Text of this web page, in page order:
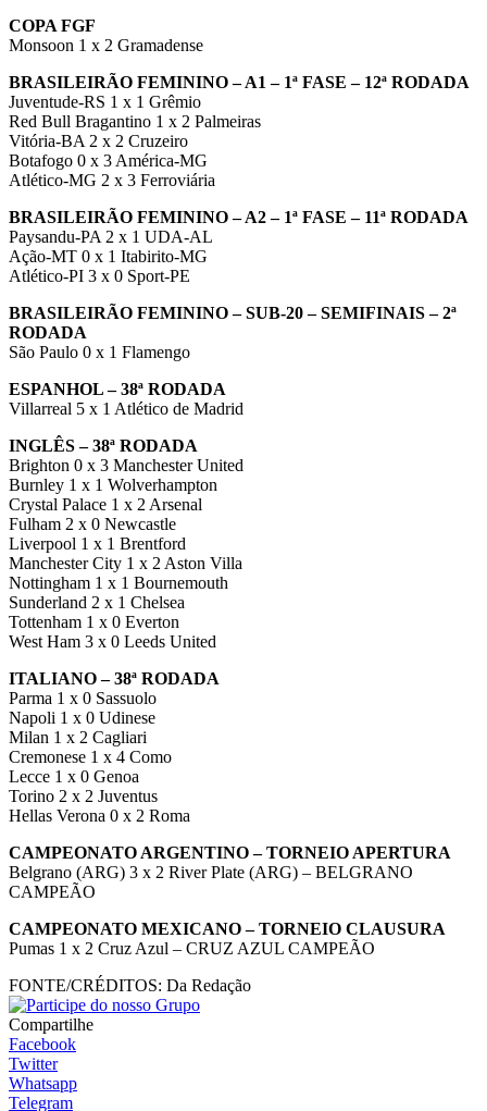
COPA FGF
Monsoon 1 x 2 Gramadense
BRASILEIRÃO FEMININO – A1 – 1ª FASE – 12ª RODADA
Juventude-RS 1 x 1 Grêmio
Red Bull Bragantino 1 x 2 Palmeiras
Vitória-BA 2 x 2 Cruzeiro
Botafogo 0 x 3 América-MG
Atlético-MG 2 x 3 Ferroviária
BRASILEIRÃO FEMININO – A2 – 1ª FASE – 11ª RODADA
Paysandu-PA 2 x 1 UDA-AL
Ação-MT 0 x 1 Itabirito-MG
Atlético-PI 3 x 0 Sport-PE
BRASILEIRÃO FEMININO – SUB-20 – SEMIFINAIS – 2ª
RODADA
São Paulo 0 x 1 Flamengo
ESPANHOL – 38ª RODADA
Villarreal 5 x 1 Atlético de Madrid
INGLÊS – 38ª RODADA
Brighton 0 x 3 Manchester United
Burnley 1 x 1 Wolverhampton
Crystal Palace 1 x 2 Arsenal
Fulham 2 x 0 Newcastle
Liverpool 1 x 1 Brentford
Manchester City 1 x 2 Aston Villa
Nottingham 1 x 1 Bournemouth
Sunderland 2 x 1 Chelsea
Tottenham 1 x 0 Everton
West Ham 3 x 0 Leeds United
ITALIANO – 38ª RODADA
Parma 1 x 0 Sassuolo
Napoli 1 x 0 Udinese
Milan 1 x 2 Cagliari
Cremonese 1 x 4 Como
Lecce 1 x 0 Genoa
Torino 2 x 2 Juventus
Hellas Verona 0 x 2 Roma
CAMPEONATO ARGENTINO – TORNEIO APERTURA
Belgrano (ARG) 3 x 2 River Plate (ARG) – BELGRANO
CAMPEÃO
CAMPEONATO MEXICANO – TORNEIO CLAUSURA
Pumas 1 x 2 Cruz Azul – CRUZ AZUL CAMPEÃO
FONTE/CRÉDITOS: Da Redação
Compartilhe
Facebook
Twitter
Whatsapp
Telegram